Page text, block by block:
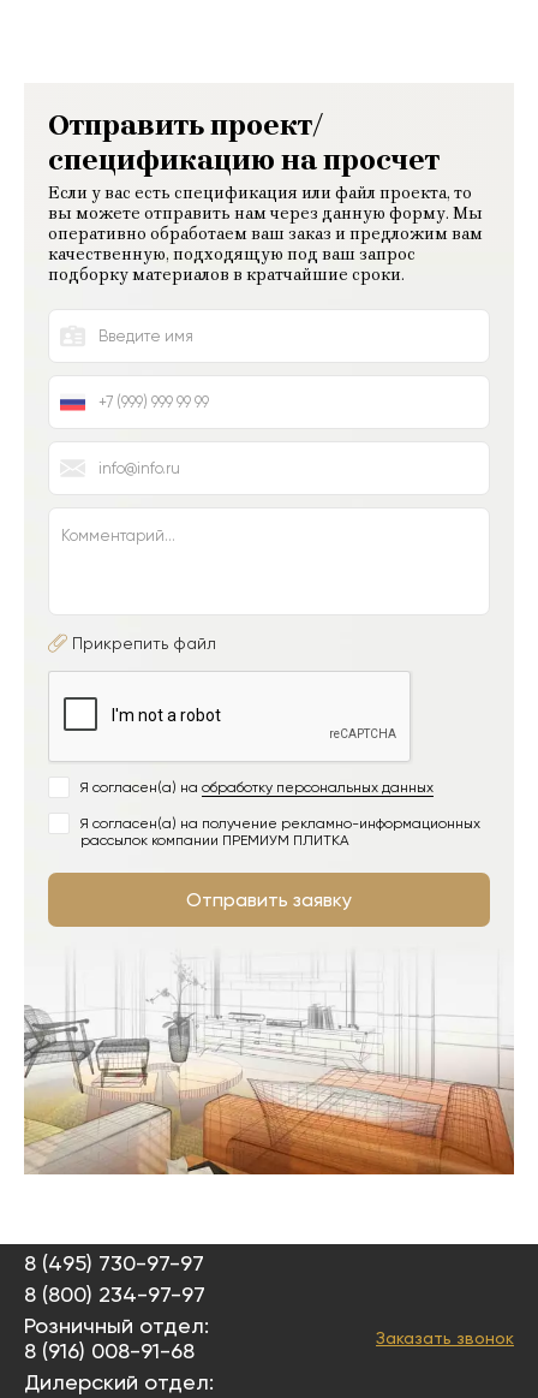
Отправить проект/
спецификацию на просчет
Если у вас есть спецификация или файл проекта, то
вы можете отправить нам через данную форму. Мы
оперативно обработаем ваш заказ и предложим вам
качественную, подходящую под ваш запрос
подборку материалов в кратчайшие сроки.
Прикрепить файл
Я согласен(а) на обработку персональных данных
Я согласен(а) на получение рекламно-информационных
рассылок компании ПРЕМИУМ ПЛИТКА
Отправить заявку
8 (495) 730-97-97
8 (800) 234-97-97
Розничный отдел:
8 (916) 008-91-68
Дилерский отдел:
Заказать звонок